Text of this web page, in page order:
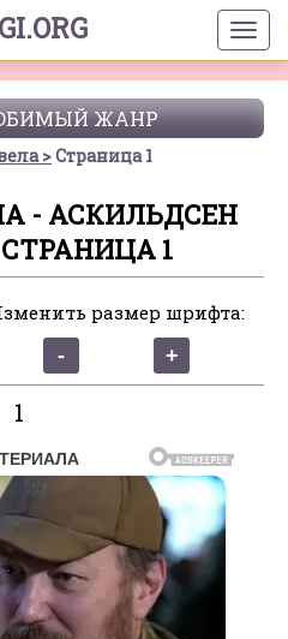
ЖАНР
Страница 1
- АСКИЛЬДСЕН
1
размер шрифта:
1